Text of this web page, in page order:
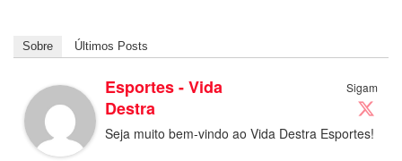
Sobre Últimos Posts
Sigam
Esportes - Vida
Destra
Seja muito bem-vindo ao Vida Destra Esportes!